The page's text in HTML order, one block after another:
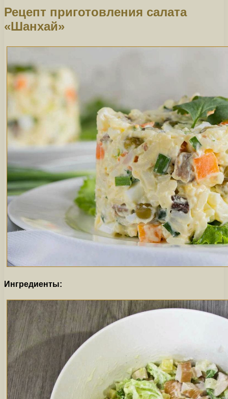
Рецепт приготовления салата
«Шанхай»
Ингредиенты: